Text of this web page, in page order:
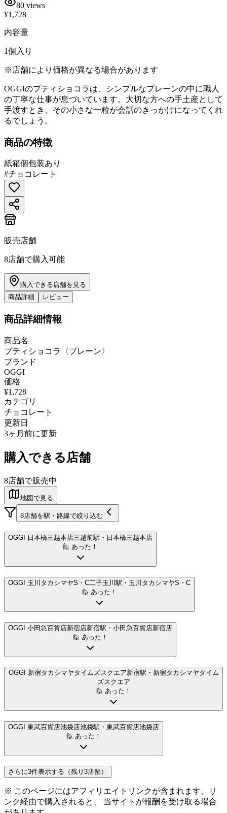
80 views
¥1,728
内容量
1個入り
※店舗により価格が異なる場合があります
OGGIのプティショコラは、シンプルなプレーンの中に職人
の丁寧な仕事が息づいています。大切な方への手土産として
手渡すとき、その小さな一粒が会話のきっかけになってくれ
るでしょう。
商品の特徴
紙箱個包装あり
#チョコレート
販売店舗
8店舗で購入可能
購入できる店舗を見る
商品詳細
レビュー
商品詳細情報
商品名
プティショコラ〈プレーン〉
ブランド
OGGI
価格
¥1,728
カテゴリ
チョコレート
更新日
3ヶ月前に更新
購入できる店舗
8店舗で販売中
地図で見る
8店舗を駅・路線で絞り込む
OGGI 日本橋三越本店三越前駅 ・日本橋三越本店
🙋 あった！
OGGI 玉川タカシマヤS・C二子玉川駅 ・玉川タカシマヤS・C
🙋 あった！
OGGI 小田急百貨店新宿店新宿駅 ・小田急百貨店新宿店
🙋 あった！
OGGI 新宿タカシマヤタイムズスクエア新宿駅 ・新宿タカシマヤタイム
ズスクエア
🙋 あった！
OGGI 東武百貨店池袋店池袋駅 ・東武百貨店池袋店
🙋 あった！
さらに3件表示する（残り3店舗）
※ このページにはアフィリエイトリンクが含まれます。リ
ンク経由で購入されると、 当サイトが報酬を受け取る場合